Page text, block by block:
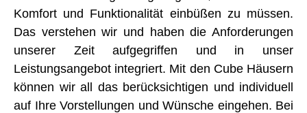
Komfort und Funktionalität einbüßen zu müssen.
Das verstehen wir und haben die Anforderungen
unserer Zeit aufgegriffen und in unser
Leistungsangebot integriert. Mit den Cube Häusern
können wir all das berücksichtigen und individuell
auf Ihre Vorstellungen und Wünsche eingehen. Bei